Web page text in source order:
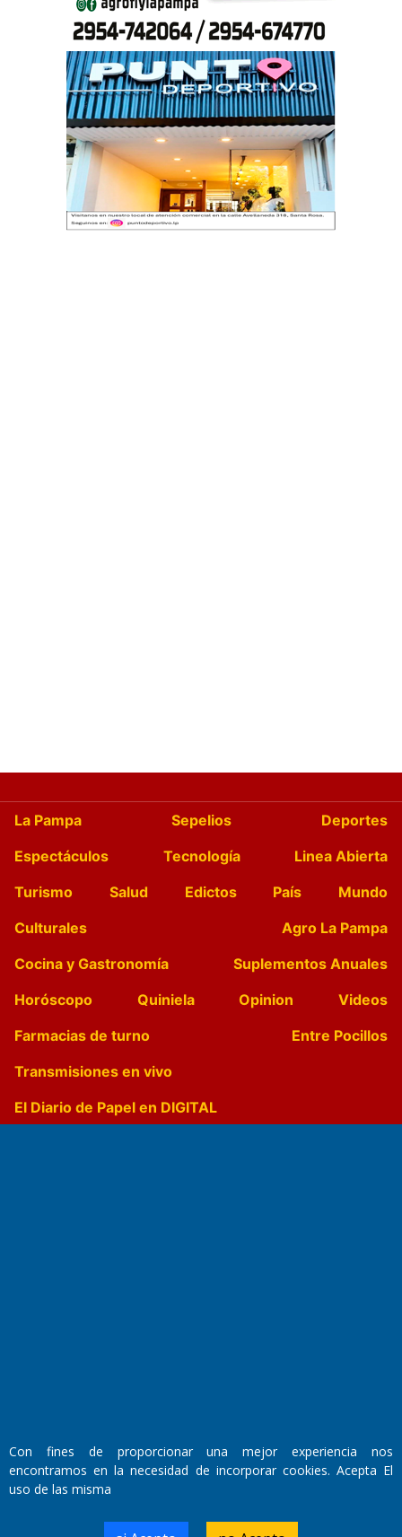
La Pampa Sepelios
Deportes
Espectáculos
Tecnología
Linea Abierta
Turismo
Salud Edictos País
Mundo
Culturales
Agro La Pampa
Cocina y Gastronomía
Suplementos Anuales
Horóscopo
Quiniela Opinion
Videos
Farmacias de turno
Entre Pocillos
Transmisiones en vivo
El Diario de Papel en DIGITAL
Director Periodístico:
Walter René Goñi
Domicilio Legal: José Ingenieros 855,
Con fines de proporcionar una mejor experiencia nos
encontramos en la necesidad de incorporar cookies. Acepta El
uso de las misma